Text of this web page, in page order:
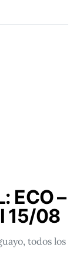
ECO –
15/08
todos los